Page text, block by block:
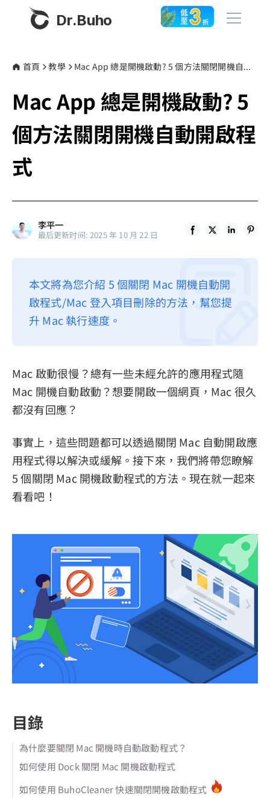
Dr.Buho
產品
BuhoCleaner
BuhoUnlocker
BuhoLaunchpad
商店
部落格
更多
隱私權政策
服務條款
首頁 教學 Mac App 總是開機啟動? 5 個方法關閉開機自動開啟程式
Mac App 總是開機啟動? 5
個方法關閉開機自動開啟程
式
李平一
最后更新时间: 2025 年 10 月 22 日
本文將為您介紹 5 個關閉 Mac 開機自動開
啟程式/Mac 登入項目刪除的方法，幫您提
升 Mac 執行速度。
Mac 啟動很慢？總有一些未經允許的應用程式隨
Mac 開機自動啟動？想要開啟一個網頁，Mac 很久
都沒有回應？
事實上，這些問題都可以透過關閉 Mac 自動開啟應
用程式得以解決或緩解。接下來，我們將帶您瞭解
5 個關閉 Mac 開機啟動程式的方法。現在就一起來
看看吧！
目錄
為什麼要關閉 Mac 開機時自動啟動程式？
如何使用 Dock 關閉 Mac 開機啟動程式
如何使用 BuhoCleaner 快速關閉開機啟動程式